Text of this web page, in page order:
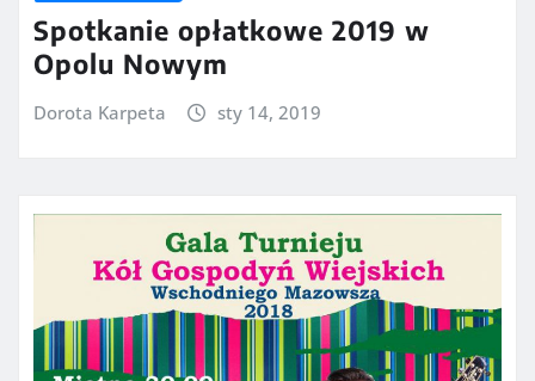
Spotkanie opłatkowe 2019 w
Opolu Nowym
Dorota Karpeta sty 14, 2019